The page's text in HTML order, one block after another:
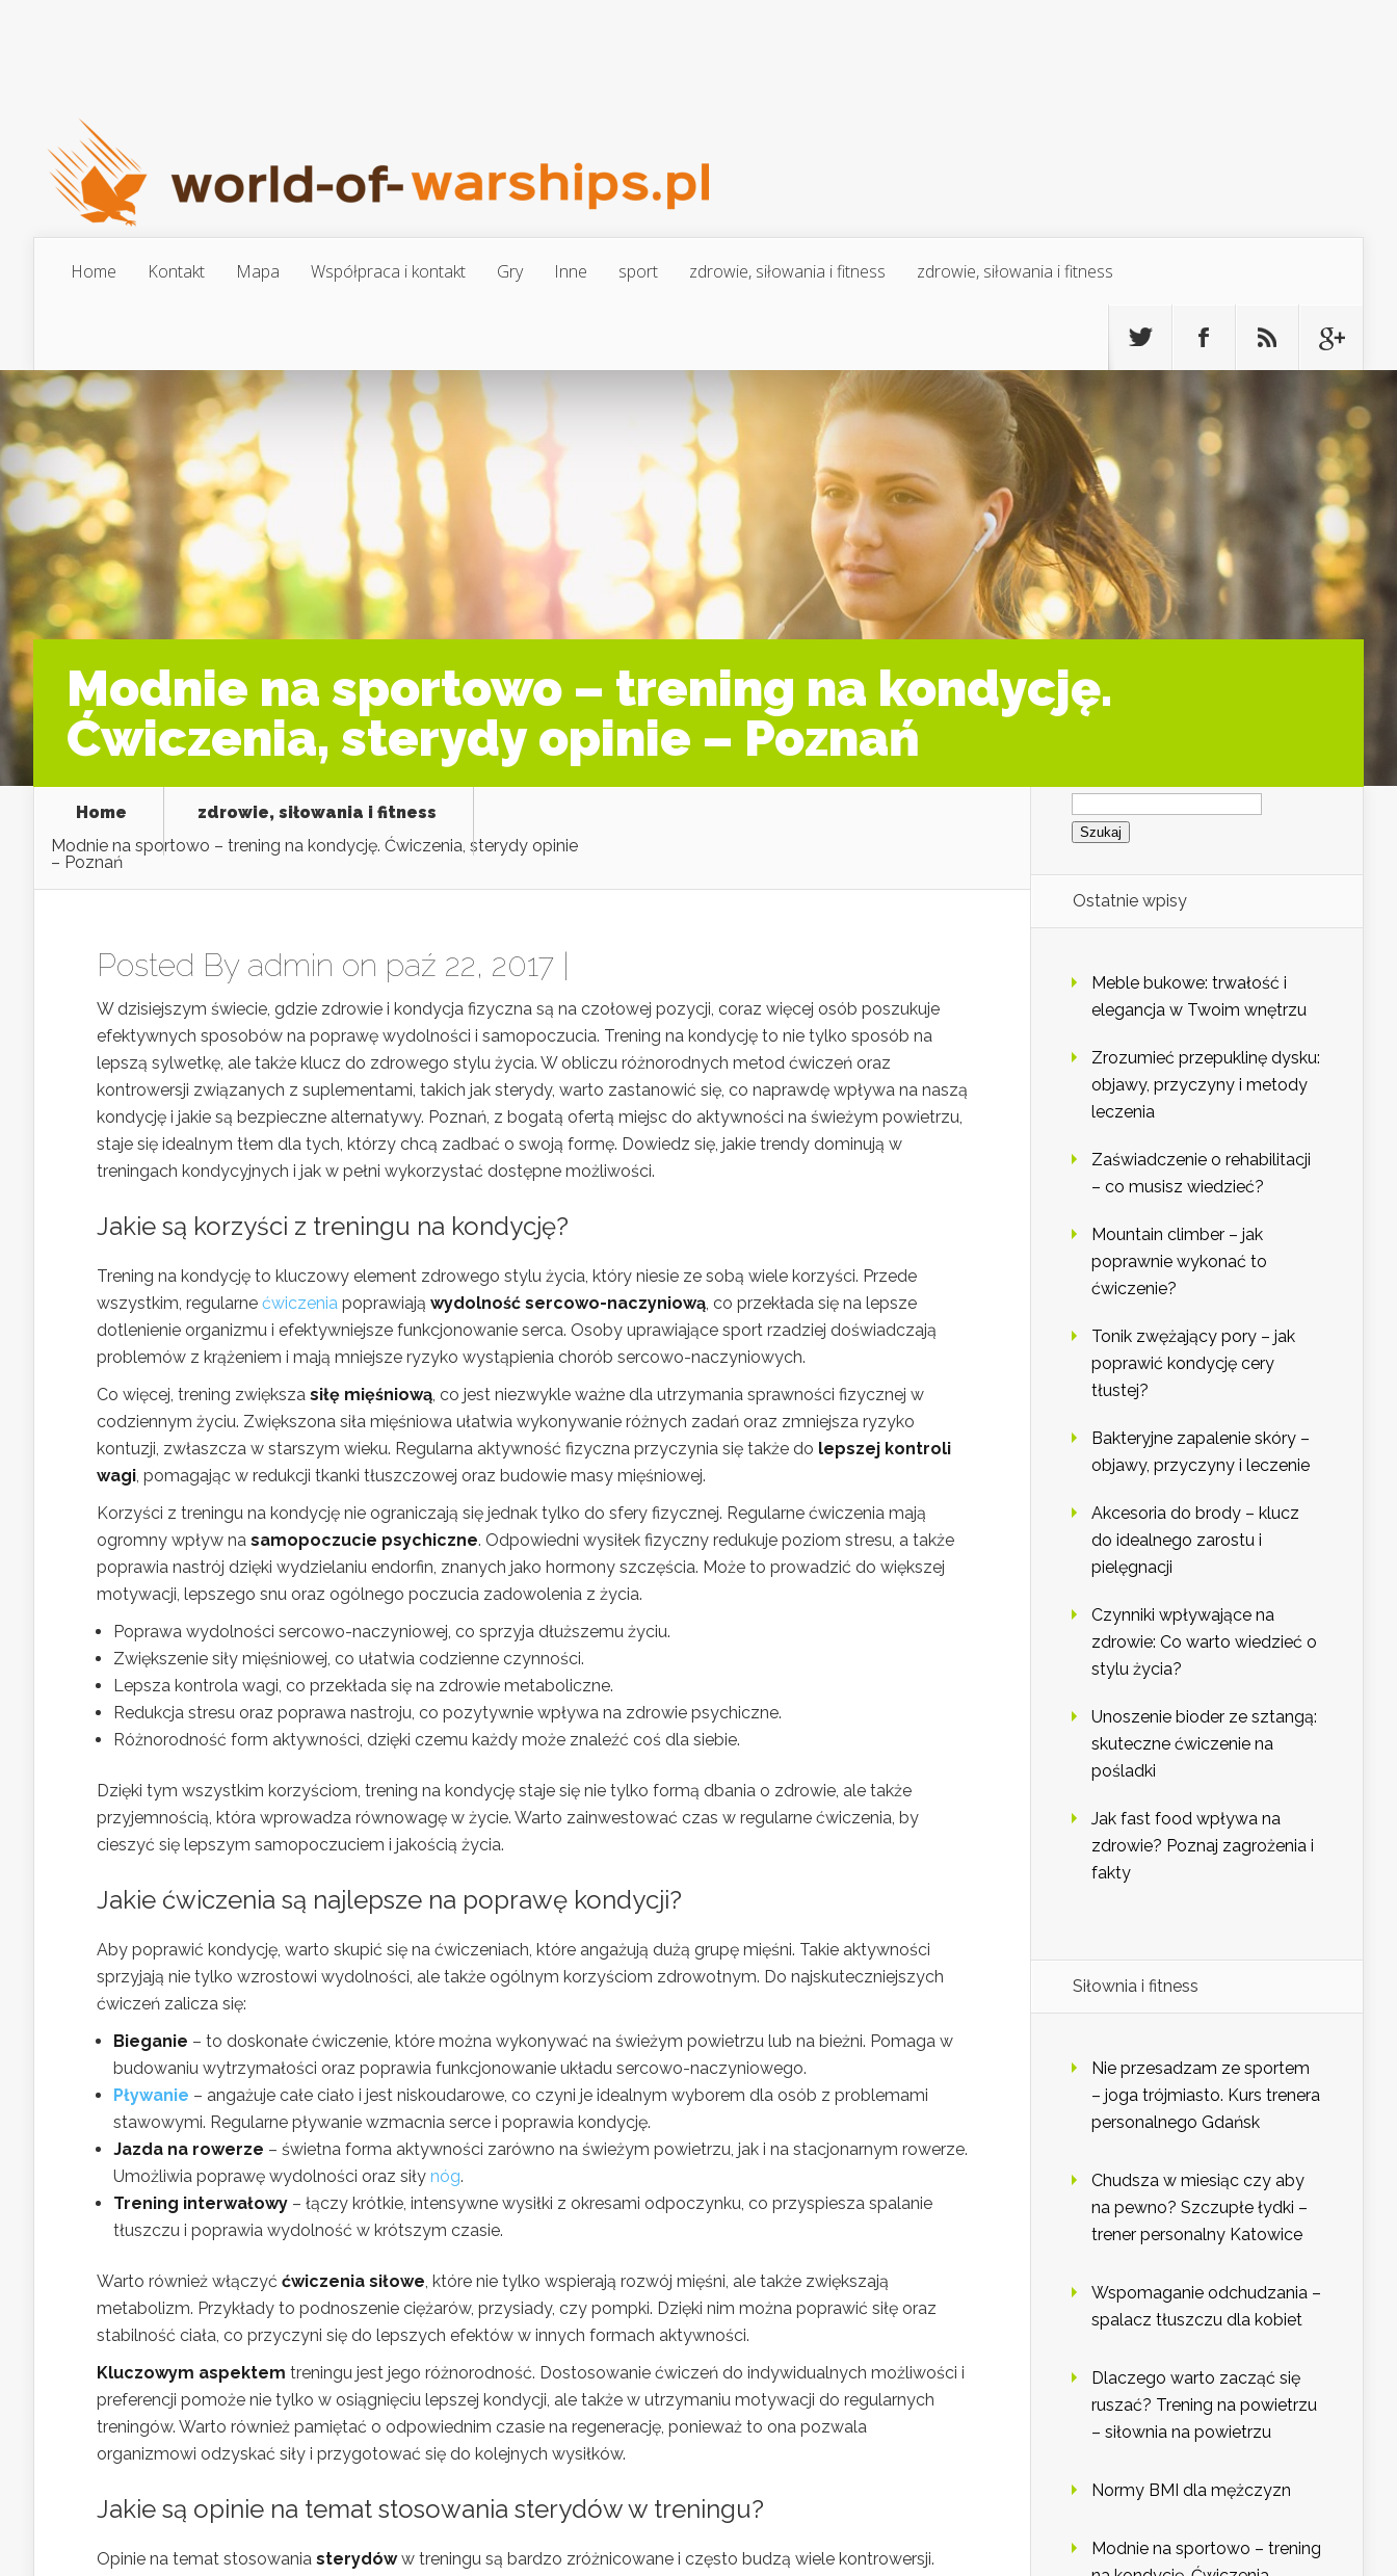
Home Kontakt Mapa Współpraca i kontakt Gry Inne sport zdrowie, siłowania i fitness zdrowie, siłowania i fitness
Modnie na sportowo – trening na kondycję.
Ćwiczenia, sterydy opinie – Poznań
Home
zdrowie, siłowania i fitness
Modnie na sportowo – trening na kondycję. Ćwiczenia, sterydy opinie
– Poznań
Posted By admin on paź 22, 2017 |
W dzisiejszym świecie, gdzie zdrowie i kondycja fizyczna są na czołowej pozycji, coraz więcej osób poszukuje
efektywnych sposobów na poprawę wydolności i samopoczucia. Trening na kondycję to nie tylko sposób na
lepszą sylwetkę, ale także klucz do zdrowego stylu życia. W obliczu różnorodnych metod ćwiczeń oraz
kontrowersji związanych z suplementami, takich jak sterydy, warto zastanowić się, co naprawdę wpływa na naszą
kondycję i jakie są bezpieczne alternatywy. Poznań, z bogatą ofertą miejsc do aktywności na świeżym powietrzu,
staje się idealnym tłem dla tych, którzy chcą zadbać o swoją formę. Dowiedz się, jakie trendy dominują w
treningach kondycyjnych i jak w pełni wykorzystać dostępne możliwości.
Jakie są korzyści z treningu na kondycję?
Trening na kondycję to kluczowy element zdrowego stylu życia, który niesie ze sobą wiele korzyści. Przede
wszystkim, regularne ćwiczenia poprawiają wydolność sercowo-naczyniową, co przekłada się na lepsze
dotlenienie organizmu i efektywniejsze funkcjonowanie serca. Osoby uprawiające sport rzadziej doświadczają
problemów z krążeniem i mają mniejsze ryzyko wystąpienia chorób sercowo-naczyniowych.
Co więcej, trening zwiększa siłę mięśniową, co jest niezwykle ważne dla utrzymania sprawności fizycznej w
codziennym życiu. Zwiększona siła mięśniowa ułatwia wykonywanie różnych zadań oraz zmniejsza ryzyko
kontuzji, zwłaszcza w starszym wieku. Regularna aktywność fizyczna przyczynia się także do lepszej kontroli
wagi, pomagając w redukcji tkanki tłuszczowej oraz budowie masy mięśniowej.
Korzyści z treningu na kondycję nie ograniczają się jednak tylko do sfery fizycznej. Regularne ćwiczenia mają
ogromny wpływ na samopoczucie psychiczne. Odpowiedni wysiłek fizyczny redukuje poziom stresu, a także
poprawia nastrój dzięki wydzielaniu endorfin, znanych jako hormony szczęścia. Może to prowadzić do większej
motywacji, lepszego snu oraz ogólnego poczucia zadowolenia z życia.
Poprawa wydolności sercowo-naczyniowej, co sprzyja dłuższemu życiu.
Zwiększenie siły mięśniowej, co ułatwia codzienne czynności.
Lepsza kontrola wagi, co przekłada się na zdrowie metaboliczne.
Redukcja stresu oraz poprawa nastroju, co pozytywnie wpływa na zdrowie psychiczne.
Różnorodność form aktywności, dzięki czemu każdy może znaleźć coś dla siebie.
Dzięki tym wszystkim korzyściom, trening na kondycję staje się nie tylko formą dbania o zdrowie, ale także
przyjemnością, która wprowadza równowagę w życie. Warto zainwestować czas w regularne ćwiczenia, by
cieszyć się lepszym samopoczuciem i jakością życia.
Jakie ćwiczenia są najlepsze na poprawę kondycji?
Aby poprawić kondycję, warto skupić się na ćwiczeniach, które angażują dużą grupę mięśni. Takie aktywności
sprzyjają nie tylko wzrostowi wydolności, ale także ogólnym korzyściom zdrowotnym. Do najskuteczniejszych
ćwiczeń zalicza się:
Bieganie – to doskonałe ćwiczenie, które można wykonywać na świeżym powietrzu lub na bieżni. Pomaga w
budowaniu wytrzymałości oraz poprawia funkcjonowanie układu sercowo-naczyniowego.
Pływanie – angażuje całe ciało i jest niskoudarowe, co czyni je idealnym wyborem dla osób z problemami
stawowymi. Regularne pływanie wzmacnia serce i poprawia kondycję.
Jazda na rowerze – świetna forma aktywności zarówno na świeżym powietrzu, jak i na stacjonarnym rowerze.
Umożliwia poprawę wydolności oraz siły nóg.
Trening interwałowy – łączy krótkie, intensywne wysiłki z okresami odpoczynku, co przyspiesza spalanie
tłuszczu i poprawia wydolność w krótszym czasie.
Warto również włączyć ćwiczenia siłowe, które nie tylko wspierają rozwój mięśni, ale także zwiększają
metabolizm. Przykłady to podnoszenie ciężarów, przysiady, czy pompki. Dzięki nim można poprawić siłę oraz
stabilność ciała, co przyczyni się do lepszych efektów w innych formach aktywności.
Kluczowym aspektem treningu jest jego różnorodność. Dostosowanie ćwiczeń do indywidualnych możliwości i
preferencji pomoże nie tylko w osiągnięciu lepszej kondycji, ale także w utrzymaniu motywacji do regularnych
treningów. Warto również pamiętać o odpowiednim czasie na regenerację, ponieważ to ona pozwala
organizmowi odzyskać siły i przygotować się do kolejnych wysiłków.
Jakie są opinie na temat stosowania sterydów w treningu?
Opinie na temat stosowania sterydóww treningu są bardzo zróżnicowane i często budzą wiele kontrowersji.
Szukaj:
Ostatnie wpisy
Meble bukowe: trwałość i
elegancja w Twoim wnętrzu
Zrozumieć przepuklinę dysku:
objawy, przyczyny i metody
leczenia
Zaświadczenie o rehabilitacji
– co musisz wiedzieć?
Mountain climber – jak
poprawnie wykonać to
ćwiczenie?
Tonik zwężający pory – jak
poprawić kondycję cery
tłustej?
Bakteryjne zapalenie skóry –
objawy, przyczyny i leczenie
Akcesoria do brody – klucz
do idealnego zarostu i
pielęgnacji
Czynniki wpływające na
zdrowie: Co warto wiedzieć o
stylu życia?
Unoszenie bioder ze sztangą:
skuteczne ćwiczenie na
pośladki
Jak fast food wpływa na
zdrowie? Poznaj zagrożenia i
fakty
Siłownia i fitness
Nie przesadzam ze sportem
– joga trójmiasto. Kurs trenera
personalnego Gdańsk
Chudsza w miesiąc czy aby
na pewno? Szczupłe łydki –
trener personalny Katowice
Wspomaganie odchudzania –
spalacz tłuszczu dla kobiet
Dlaczego warto zacząć się
ruszać? Trening na powietrzu
– siłownia na powietrzu
Normy BMI dla mężczyzn
Modnie na sportowo – trening